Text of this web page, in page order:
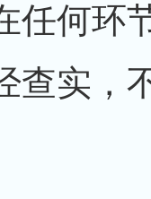
任何环
查实，